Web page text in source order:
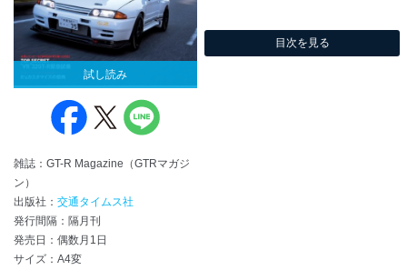
試し読み
雑誌：GT-R Magazine（GTRマガジ
ン）
出版社： 交通タイムス社
発行間隔：隔月刊
発売日：偶数月1日
サイズ：A4変
目次を見る